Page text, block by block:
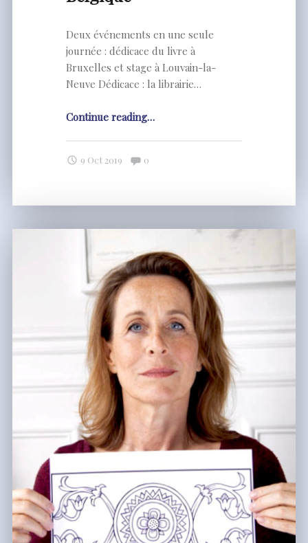
Deux événements en une seule
journée : dédicace du livre à
Bruxelles et stage à Louvain-la-
Neuve Dédicace : la librairie…
Continue reading"7
deux
…
9 Oct 2019 Comments:
0